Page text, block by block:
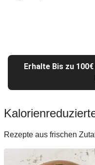
Erhalte Bis zu
Rezepte aus frischen